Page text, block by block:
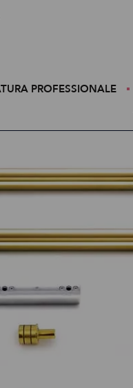
PROFESSIONALE